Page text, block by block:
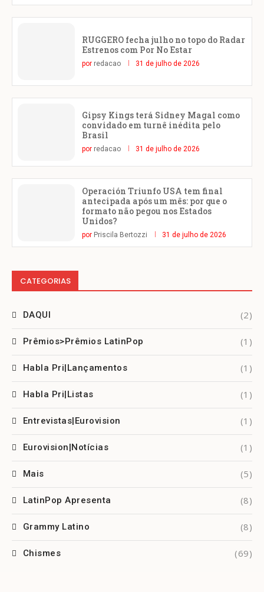
RUGGERO fecha julho no topo do Radar
Estrenos com Por No Estar
por redacao 31 de julho de 2026
Gipsy Kings terá Sidney Magal como
convidado em turnê inédita pelo
Brasil
por redacao 31 de julho de 2026
Operación Triunfo USA tem final
antecipada após um mês: por que o
formato não pegou nos Estados
Unidos?
por Priscila Bertozzi 31 de julho de 2026
CATEGORIAS
DAQUI (2)
Prêmios>Prêmios LatinPop (1)
Habla Pri|Lançamentos (1)
Habla Pri|Listas (1)
Entrevistas|Eurovision (1)
Eurovision|Notícias (1)
Mais (5)
LatinPop Apresenta (8)
Grammy Latino (8)
Chismes (69)